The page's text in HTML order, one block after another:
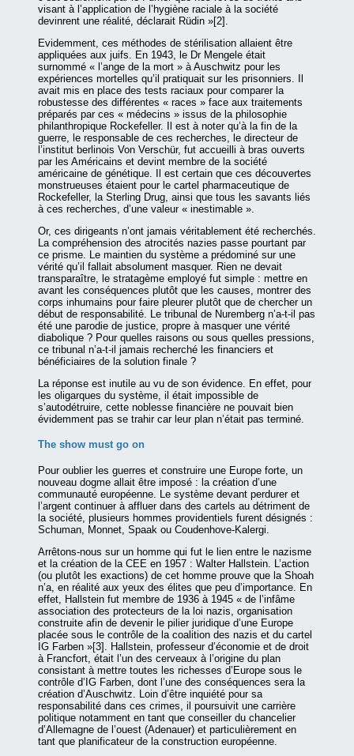
visant à l’application de l’hygiène raciale à la société
devinrent une réalité, déclarait Rüdin »[2].
Evidemment, ces méthodes de stérilisation allaient être
appliquées aux juifs. En 1943, le Dr Mengele était
surnommé « l’ange de la mort » à Auschwitz pour les
expériences mortelles qu’il pratiquait sur les prisonniers. Il
avait mis en place des tests raciaux pour comparer la
robustesse des différentes « races » face aux traitements
préparés par ces « médecins » issus de la philosophie
philanthropique Rockefeller. Il est à noter qu’à la fin de la
guerre, le responsable de ces recherches, le directeur de
l’institut berlinois Von Verschür, fut accueilli à bras ouverts
par les Américains et devint membre de la société
américaine de génétique. Il est certain que ces découvertes
monstrueuses étaient pour le cartel pharmaceutique de
Rockefeller, la Sterling Drug, ainsi que tous les savants liés
à ces recherches, d’une valeur « inestimable ».
Or, ces dirigeants n’ont jamais véritablement été recherchés.
La compréhension des atrocités nazies passe pourtant par
ce prisme. Le maintien du système a prédominé sur une
vérité qu’il fallait absolument masquer. Rien ne devait
transparaître, le stratagème employé fut simple : mettre en
avant les conséquences plutôt que les causes, montrer des
corps inhumains pour faire pleurer plutôt que de chercher un
début de responsabilité. Le tribunal de Nuremberg n’a-t-il pas
été une parodie de justice, propre à masquer une vérité
diabolique ? Pour quelles raisons ou sous quelles pressions,
ce tribunal n’a-t-il jamais recherché les financiers et
bénéficiaires de la solution finale ?
La réponse est inutile au vu de son évidence. En effet, pour
les oligarques du système, il était impossible de
s’autodétruire, cette noblesse financière ne pouvait bien
évidemment pas se trahir car leur plan n’était pas terminé.
The show must go on
Pour oublier les guerres et construire une Europe forte, un
nouveau dogme allait être imposé : la création d’une
communauté européenne. Le système devant perdurer et
l’argent continuer à affluer dans des cartels au détriment de
la société, plusieurs hommes providentiels furent désignés :
Schuman, Monnet, Spaak ou Coudenhove-Kalergi.
Arrêtons-nous sur un homme qui fut le lien entre le nazisme
et la création de la CEE en 1957 : Walter Hallstein. L’action
(ou plutôt les exactions) de cet homme prouve que la Shoah
n’a, en réalité aux yeux des élites que peu d’importance. En
effet, Hallstein fut membre de 1936 à 1945 « de l’infâme
association des protecteurs de la loi nazis, organisation
construite afin de devenir le pilier juridique d’une Europe
placée sous le contrôle de la coalition des nazis et du cartel
IG Farben »[3]. Hallstein, professeur d’économie et de droit
à Francfort, était l’un des cerveaux à l’origine du plan
consistant à mettre toutes les richesses d’Europe sous le
contrôle d’IG Farben, dont l’une des conséquences sera la
création d’Auschwitz. Loin d’être inquiété pour sa
responsabilité dans ces crimes, il poursuivit une carrière
politique notamment en tant que conseiller du chancelier
d’Allemagne de l’ouest (Adenauer) et particulièrement en
tant que planificateur de la construction européenne.